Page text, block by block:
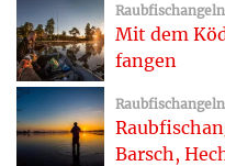
Raubfischangeln
Mit dem
fangen
Raubfischangeln
Barsch,